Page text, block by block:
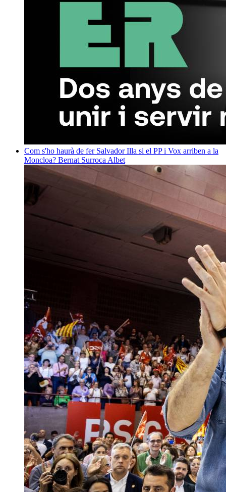
Com s'ho haurà de fer Salvador Illa si el PP i Vox arriben a la
Moncloa? Bernat Surroca Albet